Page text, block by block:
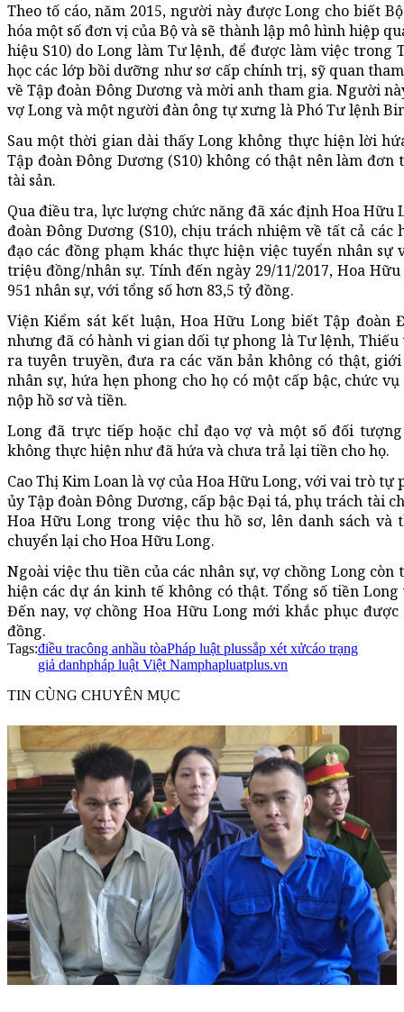
Theo tố cáo, năm 2015, người này được Long cho biết
hóa một số đơn vị của Bộ và sẽ thành lập mô hình hiệp
hiệu S10) do Long làm Tư lệnh, để được làm việc
học các lớp bồi dưỡng như sơ cấp chính trị, sỹ quan
về Tập đoàn Đông Dương và mời anh tham gia. Người
vợ Long và một người đàn ông tự xưng là Phó Tư lệnh
Sau một thời gian dài thấy Long không thực hiện lời
Tập đoàn Đông Dương (S10) không có thật nên làm
tài sản.
Qua điều tra, lực lượng chức năng đã xác định Hoa
đoàn Đông Dương (S10), chịu trách nhiệm về tất cả
đạo các đồng phạm khác thực hiện việc tuyển nhân sự
triệu đồng/nhân sự. Tính đến ngày 29/11/2017, Hoa
951 nhân sự, với tổng số hơn 83,5 tỷ đồng.
Viện Kiểm sát kết luận, Hoa Hữu Long biết Tập đoàn
nhưng đã có hành vi gian dối tự phong là Tư lệnh,
ra tuyên truyền, đưa ra các văn bản không có thật,
nhân sự, hứa hẹn phong cho họ có một cấp bậc, chức
nộp hồ sơ và tiền.
Long đã trực tiếp hoặc chỉ đạo vợ và một số đối
không thực hiện như đã hứa và chưa trả lại tiền cho họ.
Cao Thị Kim Loan là vợ của Hoa Hữu Long, với vai trò
ủy Tập đoàn Đông Dương, cấp bậc Đại tá, phụ trách tài
Hoa Hữu Long trong việc thu hồ sơ, lên danh sách và
chuyển lại cho Hoa Hữu Long.
Ngoài việc thu tiền của các nhân sự, vợ chồng Long
hiện các dự án kinh tế không có thật. Tổng số tiền
Đến nay, vợ chồng Hoa Hữu Long mới khắc phục
đồng.
Tags:điều tracông anhầu tòaPháp luật plussắp xét xửcáo trạng
giả danhpháp luật Việt Namphapluatplus.vn
TIN CÙNG CHUYÊN MỤC